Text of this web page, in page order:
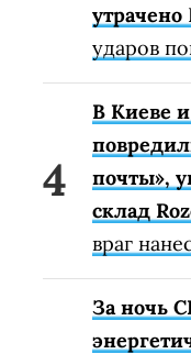
утрачено
ударов
В Киеве
почты»,
склад
враг
За ночь